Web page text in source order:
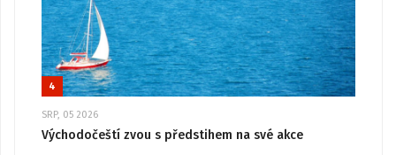
4
SRP, 05 2026
Východočeští zvou s předstihem na své akce